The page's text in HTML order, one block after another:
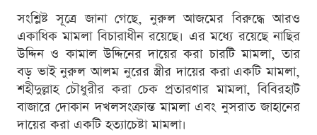
সংশ্লিষ্ট সূত্রে জানা গেছে, নুরুল আজমের বিরুদ্ধে আরও
একাধিক মামলা বিচারাধীন রয়েছে। এর মধ্যে রয়েছে নাছির
উদ্দিন ও কামাল উদ্দিনের দায়ের করা চারটি মামলা, তার
বড় ভাই নুরুল আলম নুরের স্ত্রীর দায়ের করা একটি মামলা,
শহীদুল্লাহ চৌধুরীর করা চেক প্রতারণার মামলা, বিবিরহাট
বাজারে দোকান দখলসংক্রান্ত মামলা এবং নুসরাত জাহানের
দায়ের করা একটি হত্যাচেষ্টা মামলা।